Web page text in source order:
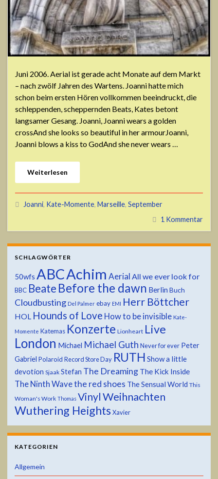
Juni 2006. Aerial ist gerade acht Monate auf dem Markt
– nach zwölf Jahren des Wartens. Joanni hatte mich
schon beim ersten Hören vollkommen beeindruckt, die
schleppenden, scheppernden Beats, Kates betont
langsamer Gesang. Joanni, Joanni wears a golden
crossAnd she looks so beautiful in her armourJoanni,
Joanni blows a kiss to GodAnd she never wears …
Weiterlesen
Joanni, Kate-Momente, Marseille, September
1 Kommentar
SCHLAGWÖRTER
50wfs ABCAchim Aerial All we ever look for
BBC Beate Before the dawn Berlin Buch
Cloudbusting Del Palmer ebay EMI Herr Böttcher
HOL Hounds of Love How to be invisible Kate-
Momente Katemas Konzerte Lionheart Live
London Michael Michael Guth Never for ever Peter
Gabriel Polaroid Record Store Day RUTH Show a little
devotion Sjaak Stefan The Dreaming The Kick Inside
The Ninth Wavethe red shoes The Sensual World This
Woman's Work Thomas VinylWeihnachten
Wuthering Heights Xavier
KATEGORIEN
Allgemein